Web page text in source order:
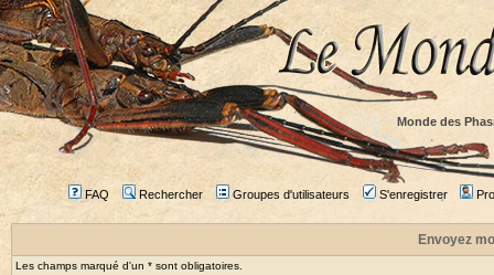
Monde des
FAQ Rechercher Groupes d'utilisateurs S'enregistrer
Envoyez
Les champs marqué d'un * sont obligatoires.